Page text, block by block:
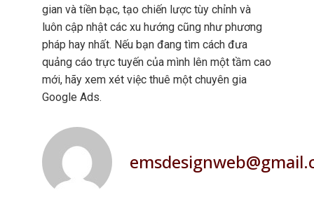
gian và tiền bạc, tạo chiến lược tùy chỉnh và
luôn cập nhật các xu hướng cũng như phương
pháp hay nhất. Nếu bạn đang tìm cách đưa
quảng cáo trực tuyến của mình lên một tầm cao
mới, hãy xem xét việc thuê một chuyên gia
Google Ads.